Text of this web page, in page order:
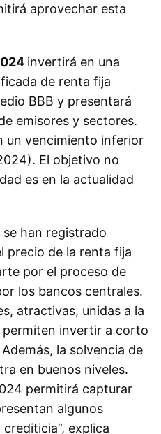
aprovechar esta
invertirá en una
de renta fija
BBB y presentará
emisores y sectores.
un vencimiento inferior
El objetivo no
es en la actualidad
se han registrado
precio de la renta fija
por el proceso de
los bancos centrales.
atractivas, unidas a la
invertir a corto
la solvencia de
en buenos niveles.
permitirá capturar
algunos
explica